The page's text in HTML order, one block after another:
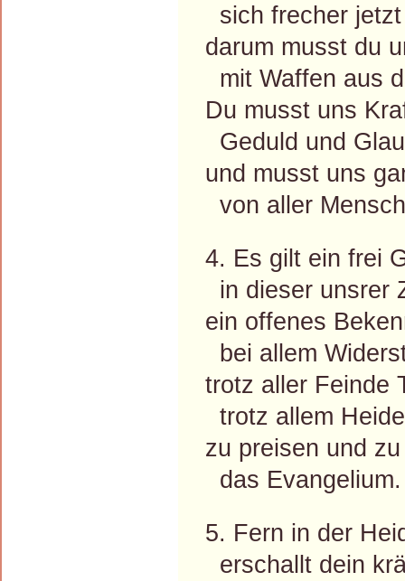
sich frecher
darum musst du
mit Waffen aus
Du musst uns
Geduld und
und musst uns
von aller
4. Es gilt ein frei
in dieser unsrer
ein offenes
bei allem
trotz aller Feinde
trotz allem
zu preisen und
das Evangelium.
5. Fern in der
erschallt dein